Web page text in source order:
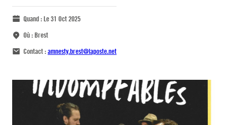
Quand :Le 31 Oct 2025
Où :Brest
Contact :amnesty.brest@laposte.net